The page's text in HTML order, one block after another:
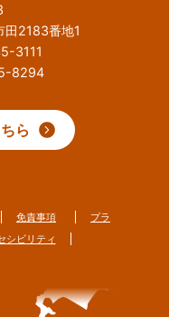
田2183番地1
3111
8294
ら
免責事項
プラ
シビリティ